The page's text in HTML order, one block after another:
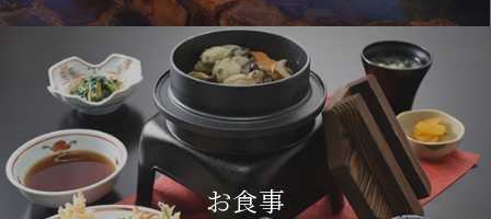
お食事